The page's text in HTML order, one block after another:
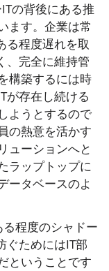
の背後にある推
ます。企業は常
る程度遅れを取
、完全に維持管
構築するには時
が存在し続ける
ようとするので
の熱意を活かす
ューションへと
ラップトップに
ータベースのよ
程度のシャドー
ぐためにはIT部
ということです